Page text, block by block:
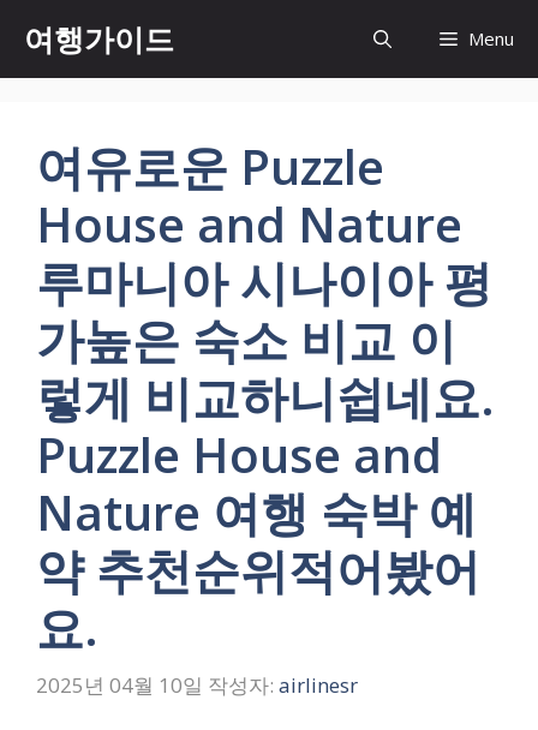
츠
여행가이드 Menu
여유로운 Puzzle
House and Nature
루마니아 시나이아 평
가높은 숙소 비교 이
렇게 비교하니쉽네요.
Puzzle House and
Nature 여행 숙박 예
약 추천순위적어봤어
요.
2025년 04월 10일 작성자: airlinesr